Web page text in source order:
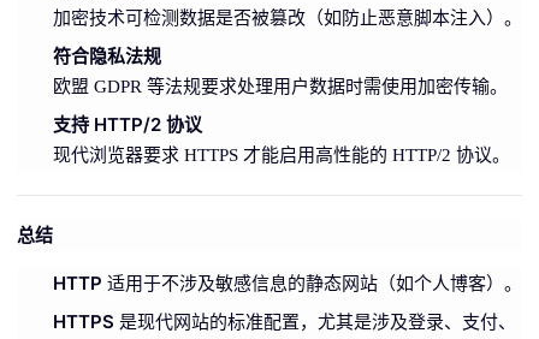
加密技术可检测数据是否被篡改（如防止恶意脚本注入）。
符合隐私法规
欧盟 GDPR 等法规要求处理用户数据时需使用加密传输。
支持 HTTP/2 协议
现代浏览器要求 HTTPS 才能启用高性能的 HTTP/2 协议。
总结
HTTP 适用于不涉及敏感信息的静态网站（如个人博客）。
HTTPS 是现代网站的标准配置，尤其是涉及登录、支付、